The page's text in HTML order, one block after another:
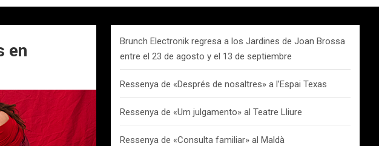
en
Brunch Electronik regresa a los Jardines de Joan Brossa
entre el 23 de agosto y el 13 de septiembre
Ressenya de «Després de nosaltres» a l’Espai Texas
Ressenya de «Um julgamento» al Teatre Lliure
Ressenya de «Consulta familiar» al Maldà